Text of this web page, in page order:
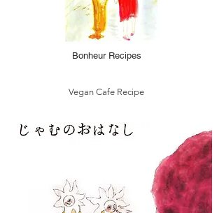
Bonheur Recipes
Vegan Cafe Recipe